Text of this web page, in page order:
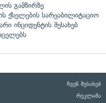
გამზირზე
ქსელების სარეაბილიტაციო
ინციდენტის შესახებ
ჩვენ შესახებ
რეკლამა